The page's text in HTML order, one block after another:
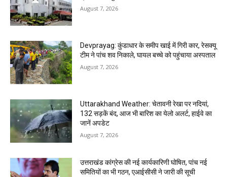
August 7, 2026
Devprayag: कुंडाधार के समीप खाई में गिरी कार, रेसक्यू
टीम ने पांच शव निकाले, घायल बच्चे को पहुंचाया अस्पताल
August 7, 2026
Uttarakhand Weather: चेतावनी रेखा पर नदियां,
132 सड़कें बंद, आज भी बारिश का येलो अलर्ट, हाईवे का
जानें अपडेट
August 7, 2026
उत्तराखंड कांग्रेस की नई कार्यकारिणी घोषित, पांच नई
समितियों का भी गठन, एआईसीसी ने जारी की सूची